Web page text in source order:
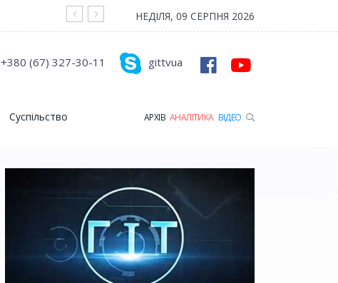
На війні загинув Герой з Рожищенської
НЕДІЛЯ, 09 СЕРПНЯ 2026
gittvua
+380 (67) 327-30-11
Суспільство АРХІВ АНАЛІТИКА ВІДЕО